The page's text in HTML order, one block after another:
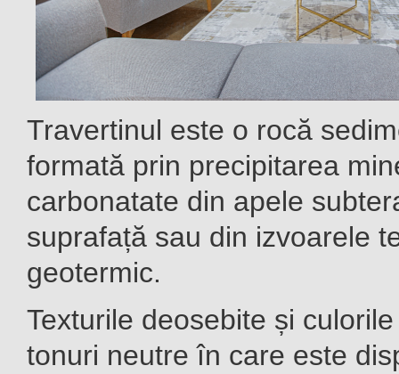
Travertinul este o rocă
formată prin precipitarea
carbonatate din apele
suprafață sau din izvoarele
geotermic.
Texturile deosebite și
tonuri neutre în care este